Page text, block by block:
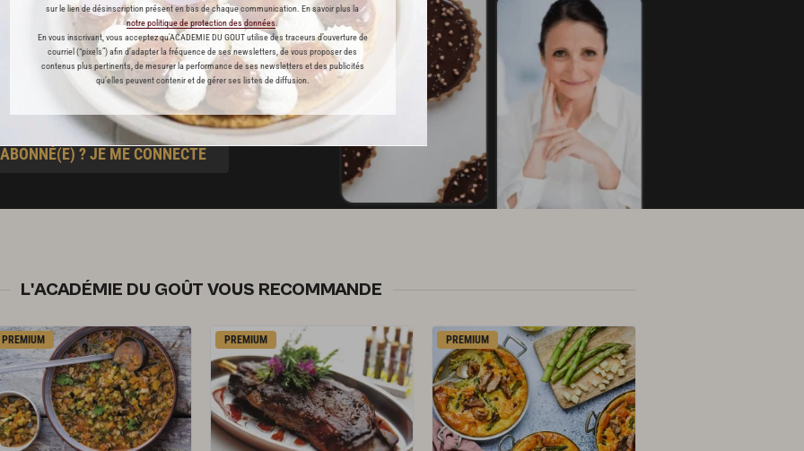
sur le lien de désinscription présent en bas de chaque communication. En savoir plus la
notre politique de protection des données.
En vous inscrivant, vous acceptez qu'ACADEMIE DU GOUT utilise des traceurs d’ouverture de
courriel (“pixels”) afin d’adapter la fréquence de ses newsletters, de vous proposer des
contenus plus pertinents, de mesurer la performance de ses newsletters et des publicités
qu’elles peuvent contenir et de gérer ses listes de diffusion.
? JE ME CONNECTE
L'ACADÉMIE DU GOÛT VOUS RECOMMANDE
PREMIUM PREMIUM PREMIUM